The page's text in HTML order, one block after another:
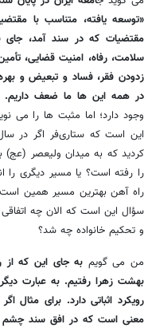
«توسعه یافته، متناسب با
مقتضیات که در سند آمد، جای
سلامت، رفاه، امنیت قضایی،
زدودن فقر، فساد و تبعیض و
در همه این ها ما ضعف داریم.
وجود دارد؛ اما مثبت ها را می
کردید که به میدان ولیعصر (عج)
را رفته است؟ یا مسیر دیگری را
راه آهن بهترین مسیر همین
سؤال این است که الان چه
و تحکیم خانواده چه شد؟
من می گویم به جای این که
بهشت زهرا رفتیم. به عبارت
معنی است که در افق سند چشم